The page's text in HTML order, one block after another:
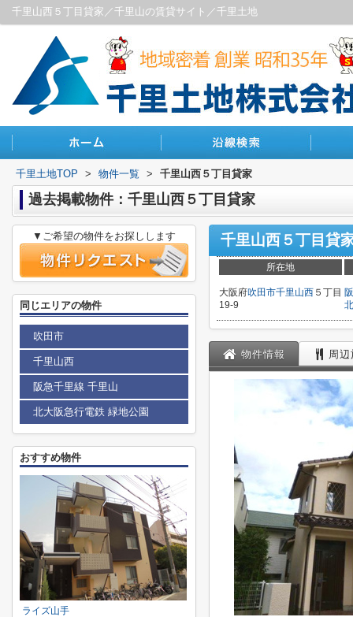
千里山西５丁目貸家／千里山の賃貸サイト／千里土地
千里土地TOP > 物件一覧 > 千里山西５丁目貸家
過去掲載物件：千里山西５丁目貸家
千里山西５丁目貸
所在地
大阪府吹田市千里山西 ５丁目
19-9
物件情報 周
▼ご希望の物件をお探しします
同じエリアの物件
吹田市
千里山西
阪急千里線 千里山
北大阪急行電鉄 緑地公園
おすすめ物件
ライズ山手